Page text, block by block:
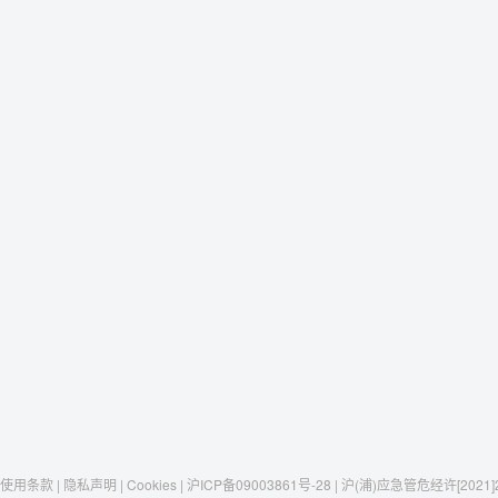
使用条款 | 隐私声明 | Cookies | 沪ICP备09003861号-28 | 沪(浦)应急管危经许